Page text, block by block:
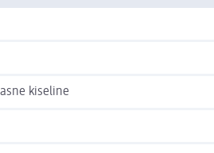
kiseline